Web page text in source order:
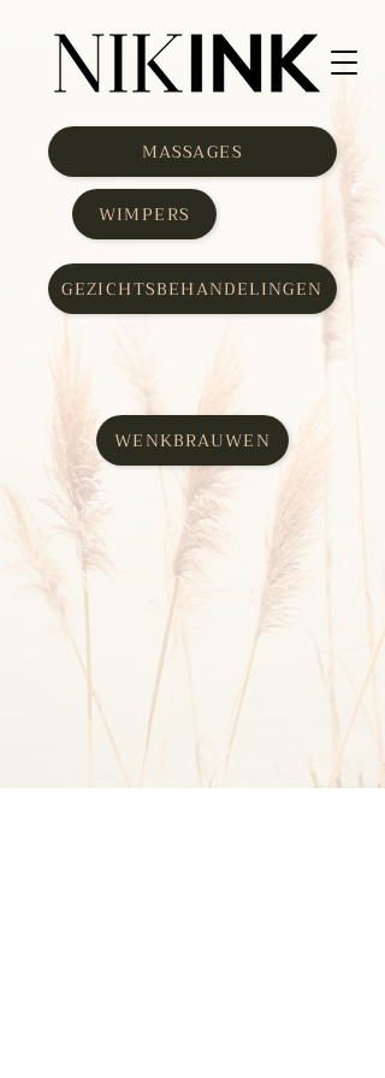
MASSAGES
WIMPERS
GEZICHTSBEHANDELINGEN
WENKBRAUWEN